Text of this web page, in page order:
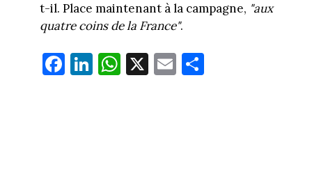
t-il. Place maintenant à la campagne, "aux
quatre coins de la France".
Fa
ce
Li
nk
W
ha
X E
m
Pa